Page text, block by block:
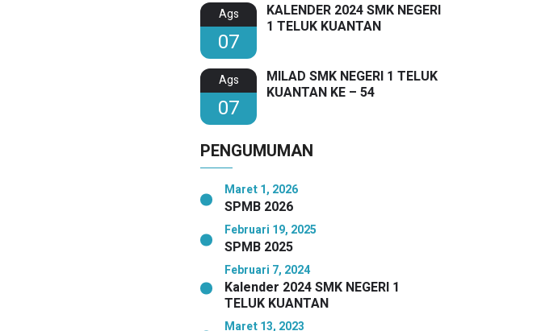
Ags
07
KALENDER 2024 SMK NEGERI
1 TELUK KUANTAN
Ags
07
MILAD SMK NEGERI 1 TELUK
KUANTAN KE – 54
PENGUMUMAN
Maret 1, 2026
SPMB 2026
Februari 19, 2025
SPMB 2025
Februari 7, 2024
Kalender 2024 SMK NEGERI 1
TELUK KUANTAN
Maret 13, 2023